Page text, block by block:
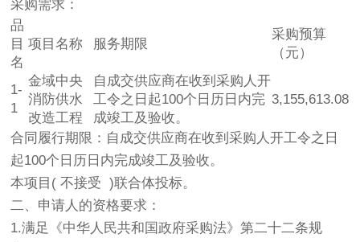
采购需求：
品
目
名
项目名称 服务期限
采购预算
（元）
1-
1
金域中央
消防供水
改造工程
自成交供应商在收到采购人开
工令之日起100个日历日内完
成竣工及验收。
3,155,613.08
合同履行期限：自成交供应商在收到采购人开工令之日
起100个日历日内完成竣工及验收。
本项目( 不接受 )联合体投标。
二、申请人的资格要求：
1.满足《中华人民共和国政府采购法》第二十二条规